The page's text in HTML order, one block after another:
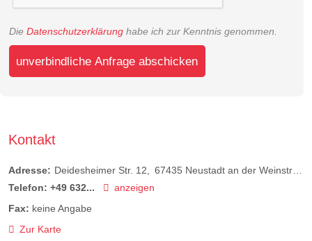
Die Datenschutzerklärung habe ich zur Kenntnis genommen.
unverbindliche Anfrage abschicken
Kontakt
Adresse: Deidesheimer Str. 12 67435 Neustadt an der Weinstraße
Telefon: +49 632...
anzeigen
Fax: keine Angabe
Zur Karte